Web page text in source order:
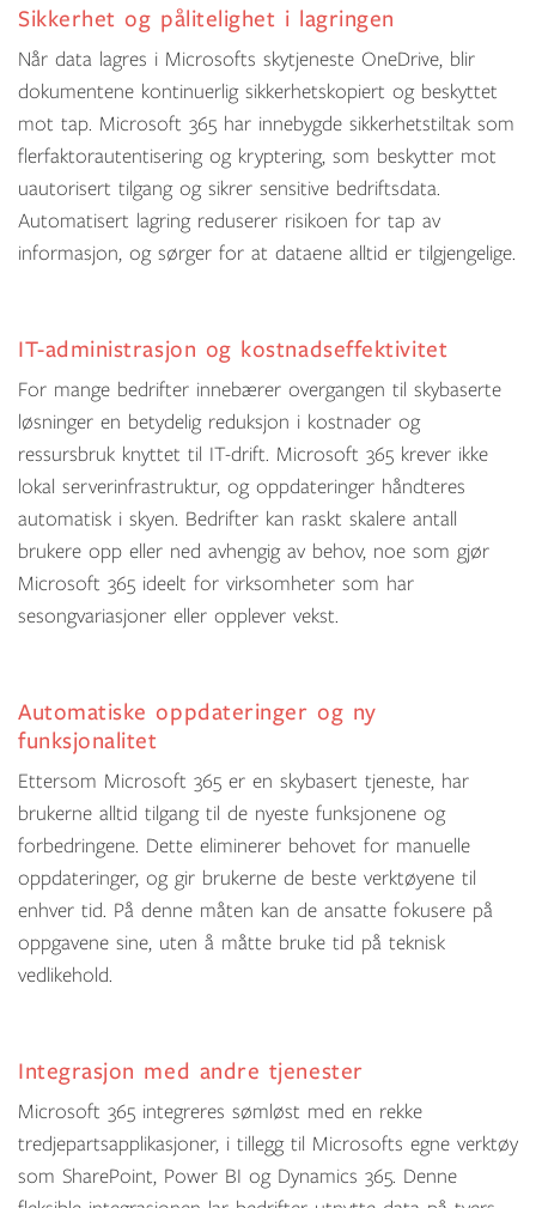
Sikkerhet og pålitelighet i lagringen
Når data lagres i Microsofts skytjeneste OneDrive, blir
dokumentene kontinuerlig sikkerhetskopiert og beskyttet
mot tap. Microsoft 365 har innebygde sikkerhetstiltak som
flerfaktorautentisering og kryptering, som beskytter mot
uautorisert tilgang og sikrer sensitive bedriftsdata.
Automatisert lagring reduserer risikoen for tap av
informasjon, og sørger for at dataene alltid er tilgjengelige.
IT-administrasjon og kostnadseffektivitet
For mange bedrifter innebærer overgangen til skybaserte
løsninger en betydelig reduksjon i kostnader og
ressursbruk knyttet til IT-drift. Microsoft 365 krever ikke
lokal serverinfrastruktur, og oppdateringer håndteres
automatisk i skyen. Bedrifter kan raskt skalere antall
brukere opp eller ned avhengig av behov, noe som gjør
Microsoft 365 ideelt for virksomheter som har
sesongvariasjoner eller opplever vekst.
Automatiske oppdateringer og ny
funksjonalitet
Ettersom Microsoft 365 er en skybasert tjeneste, har
brukerne alltid tilgang til de nyeste funksjonene og
forbedringene. Dette eliminerer behovet for manuelle
oppdateringer, og gir brukerne de beste verktøyene til
enhver tid. På denne måten kan de ansatte fokusere på
oppgavene sine, uten å måtte bruke tid på teknisk
vedlikehold.
Integrasjon med andre tjenester
Microsoft 365 integreres sømløst med en rekke
tredjepartsapplikasjoner, i tillegg til Microsofts egne verktøy
som SharePoint, Power BI og Dynamics 365. Denne